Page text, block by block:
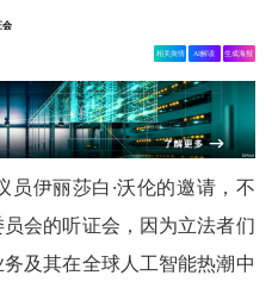
会
相关舆情 AI解读 生成海报
员伊丽莎白·沃伦的邀请，不
会的听证会，因为立法者们
及其在全球人工智能热潮中